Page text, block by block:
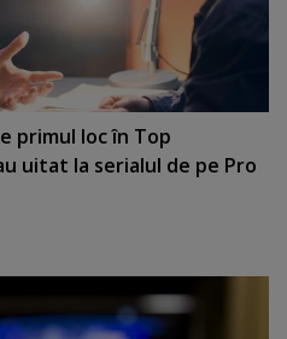
primul loc în Top
uitat la serialul de pe Pro